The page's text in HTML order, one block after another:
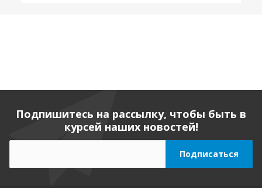
Подпишитесь на рассылку, чтобы быть в
курсей наших новостей!